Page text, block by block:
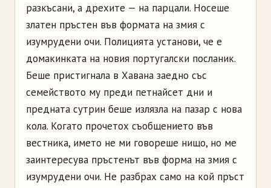
разкъсани, а дрехите — на парцали. Носеше
златен пръстен във формата на змия с
изумрудени очи. Полицията установи, че е
домакинката на новия португалски посланик.
Беше пристигнала в Хавана заедно със
семейството му преди петнайсет дни и
предната сутрин беше излязла на пазар с нова
кола. Когато прочетох съобщението във
вестника, името не ми говореше нищо, но ме
заинтересува пръстенът във форма на змия с
изумрудени очи. Не разбрах само на кой пръст